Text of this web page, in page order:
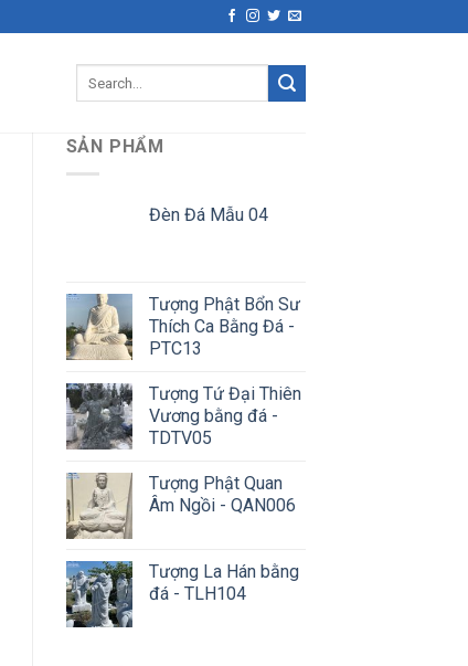
SẢN PHẨM
Đèn Đá Mẫu 04
Tượng Phật Bổn Sư
Thích Ca Bằng Đá -
PTC13
Tượng Tứ Đại Thiên
Vương bằng đá -
TDTV05
Tượng Phật Quan
Âm Ngồi - QAN006
Tượng La Hán bằng
đá - TLH104